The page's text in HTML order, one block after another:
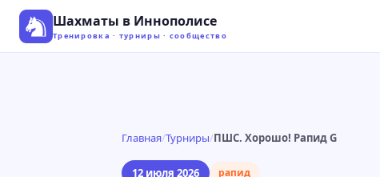
Шахматы в Иннополисе
Тренировка · турниры · сообщество
Главная/Турниры/ПШС. Хорошо! Рапид G
12 июля 2026 рапид